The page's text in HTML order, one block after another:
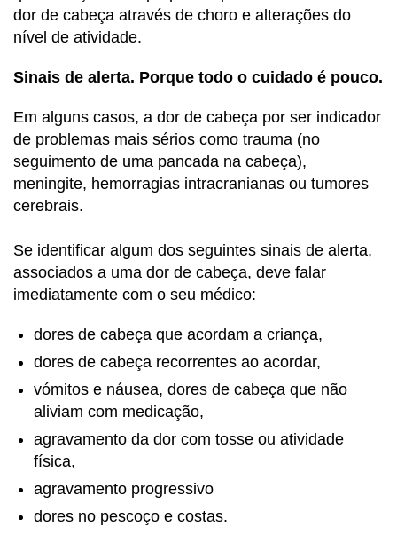
dor de cabeça através de choro e alterações do
nível de atividade.
Sinais de alerta. Porque todo o cuidado é pouco.
Em alguns casos, a dor de cabeça por ser indicador
de problemas mais sérios como trauma (no
seguimento de uma pancada na cabeça),
meningite, hemorragias intracranianas ou tumores
cerebrais.
Se identificar algum dos seguintes sinais de alerta,
associados a uma dor de cabeça, deve falar
imediatamente com o seu médico:
dores de cabeça que acordam a criança,
dores de cabeça recorrentes ao acordar,
vómitos e náusea, dores de cabeça que não
aliviam com medicação,
agravamento da dor com tosse ou atividade
física,
agravamento progressivo
dores no pescoço e costas.